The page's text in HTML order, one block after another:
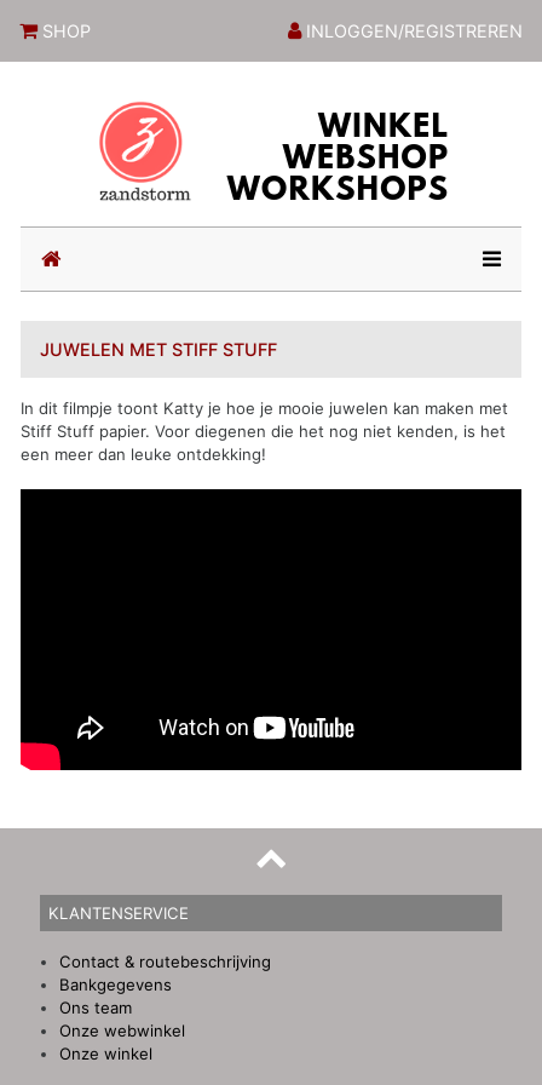
SHOP INLOGGEN/REGISTREREN
(current)
JUWELEN MET STIFF STUFF
In dit filmpje toont Katty je hoe je mooie juwelen kan maken met
Stiff Stuff papier. Voor diegenen die het nog niet kenden, is het
een meer dan leuke ontdekking!
KLANTENSERVICE
Contact & routebeschrijving
Bankgegevens
Ons team
Onze webwinkel
Onze winkel